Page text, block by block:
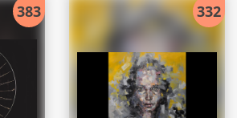
383 332